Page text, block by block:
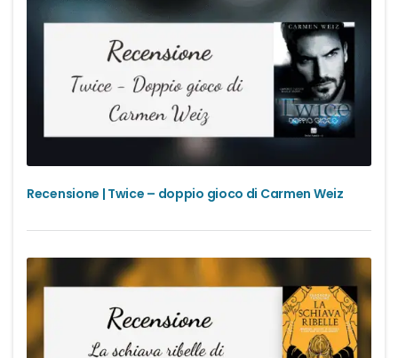
Recensione | Twice – doppio gioco di Carmen Weiz